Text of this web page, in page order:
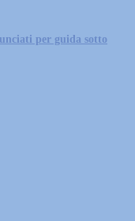
per guida sotto